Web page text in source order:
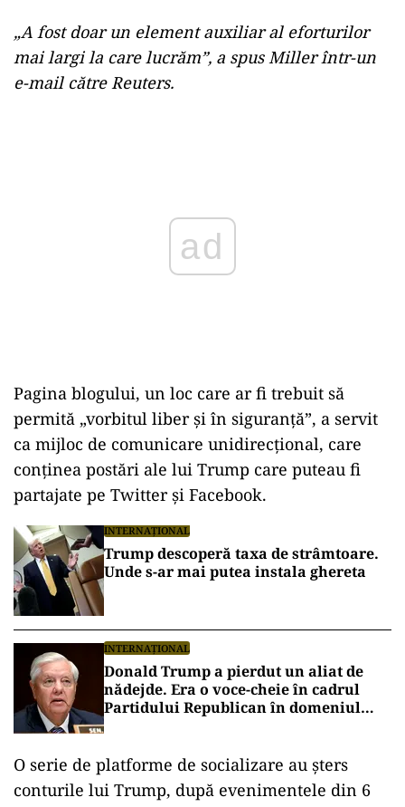
„A fost doar un element auxiliar al eforturilor
mai largi la care lucrăm”, a spus Miller într-un
e-mail către Reuters.
ad
Pagina blogului, un loc care ar fi trebuit să
permită „vorbitul liber și în siguranță”, a servit
ca mijloc de comunicare unidirecțional, care
conținea postări ale lui Trump care puteau fi
partajate pe Twitter și Facebook.
INTERNAȚIONAL
Trump descoperă taxa de strâmtoare.
Unde s-ar mai putea instala ghereta
INTERNAȚIONAL
Donald Trump a pierdut un aliat de
nădejde. Era o voce-cheie în cadrul
Partidului Republican în domeniul
O serie de platforme de socializare au șters
conturile lui Trump, după evenimentele din 6